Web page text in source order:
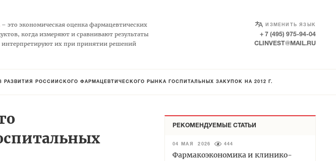
– это экономическая оценка фармацевтических
когда измеряют и сравнивают результаты
интерпретируют их при принятии решений
ИЗМЕНИТЬ ЯЗЫК
SELECT LANGUAGE
+ 7 (495) 975-94-04
CLINVEST@MAIL.RU
РАЗВИТИЯ РОССИЙСКОГО ФАРМАЦЕВТИЧЕСКОГО РЫНКА ГОСПИТАЛЬНЫХ ЗАКУПОК НА 2012 Г.
РЕКОМЕНДУЕМЫЕ СТАТЬИ
04 МАЯ 2026 444
Фармакоэкономика и клинико-